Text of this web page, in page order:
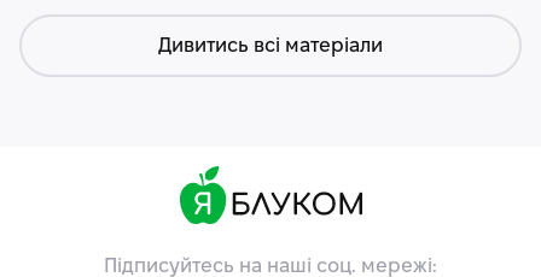
Дивитись всі матеріали
Підписуйтесь на наші соц. мережі: